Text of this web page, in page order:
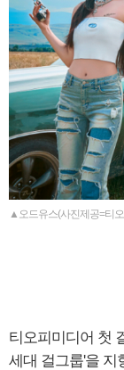
▲오드유스(사진제공=티
티오피미디어 첫
세대 걸그룹'을 지